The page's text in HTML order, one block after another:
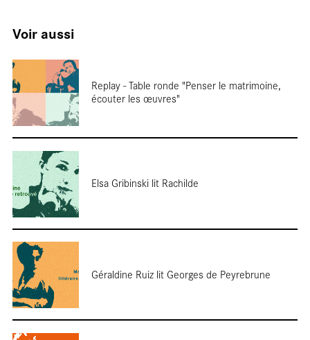
Voir aussi
Replay - Table ronde "Penser le matrimoine,
écouter les œuvres"
Elsa Gribinski lit Rachilde
Géraldine Ruiz lit Georges de Peyrebrune
Focus